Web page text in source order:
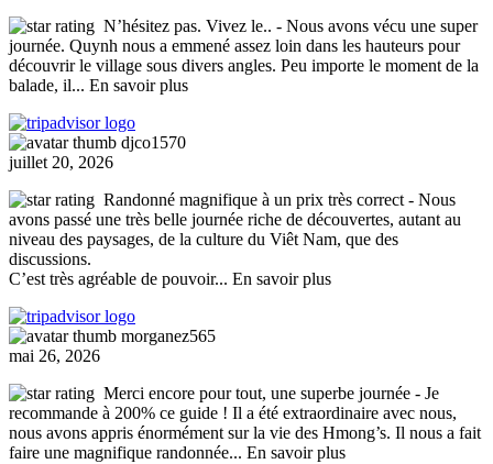
N’hésitez pas. Vivez le.. - Nous avons vécu une super
journée. Quynh nous a emmené assez loin dans les hauteurs pour
découvrir le village sous divers angles. Peu importe le moment de la
balade, il... En savoir plus
djco1570
juillet 20, 2026
Randonné magnifique à un prix très correct - Nous
avons passé une très belle journée riche de découvertes, autant au
niveau des paysages, de la culture du Viêt Nam, que des
discussions.
C’est très agréable de pouvoir... En savoir plus
morganez565
mai 26, 2026
Merci encore pour tout, une superbe journée - Je
recommande à 200% ce guide ! Il a été extraordinaire avec nous,
nous avons appris énormément sur la vie des Hmong’s. Il nous a fait
faire une magnifique randonnée... En savoir plus